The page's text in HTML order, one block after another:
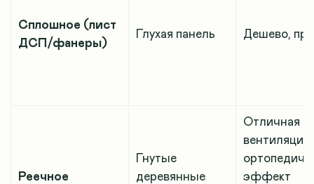
Сплошное (лист
ДСП/фанеры)
Глухая панель Дешево,
Реечное
Гнутые
деревянные
Отличная
вентиляция,
эффект